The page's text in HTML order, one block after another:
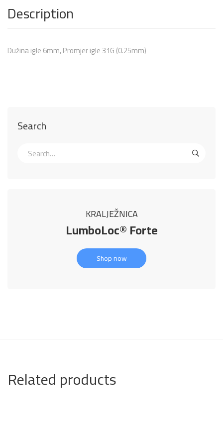
Search
KRALJEŽNICA
LumboLoc® Forte
Shop now
Description
Dužina igle 6mm, Promjer igle 31G (0.25mm)
Related products